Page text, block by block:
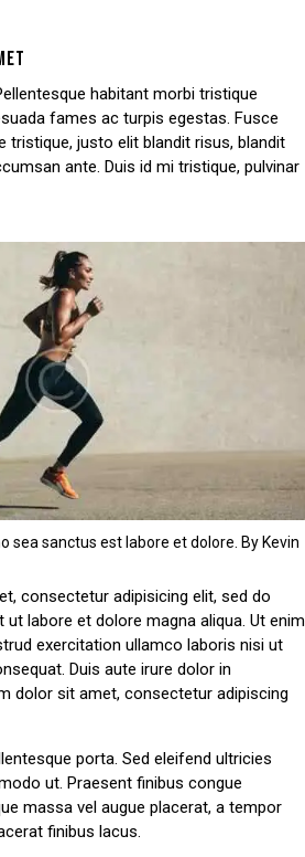
habitant morbi tristique
fames ac turpis egestas. Fusce
tristique, justo elit blandit risus, blandit
ante. Duis id mi tristique, pulvinar
sea sanctus est labore et dolore. By Kevin
consectetur adipisicing elit, sed do
labore et dolore magna aliqua. Ut enim
exercitation ullamco laboris nisi ut
Duis aute irure dolor in
dolor sit amet, consectetur adipiscing
porta. Sed eleifend ultricies
ut. Praesent finibus congue
massa vel augue placerat, a tempor
finibus lacus.